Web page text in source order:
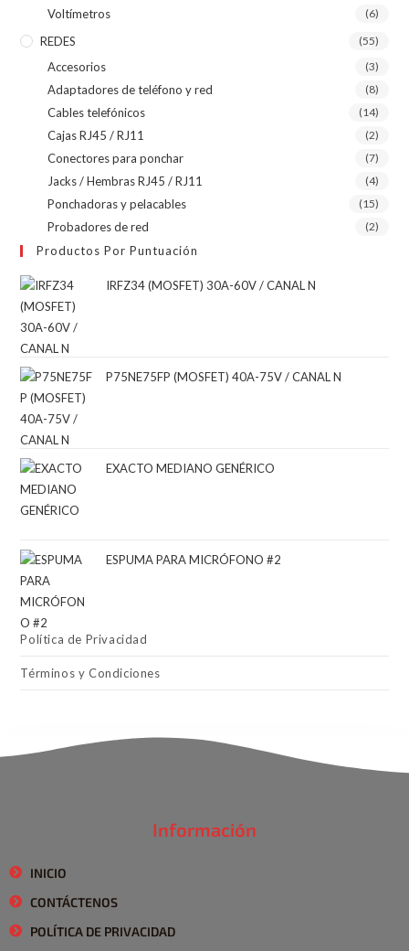
Voltímetros (6)
REDES (55)
Accesorios (3)
Adaptadores de teléfono y red (8)
Cables telefónicos (14)
Cajas RJ45 / RJ11 (2)
Conectores para ponchar (7)
Jacks / Hembras RJ45 / RJ11 (4)
Ponchadoras y pelacables (15)
Probadores de red (2)
Productos Por Puntuación
IRFZ34 (MOSFET) 30A-60V / CANAL N
P75NE75FP (MOSFET) 40A-75V / CANAL N
EXACTO MEDIANO GENÉRICO
ESPUMA PARA MICRÓFONO #2
Política de Privacidad
Términos y Condiciones
Información
INICIO
CONTÁCTENOS
POLÍTICA DE PRIVACIDAD